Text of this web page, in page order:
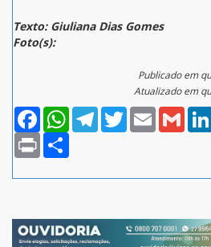
Texto: Giuliana Dias Gomes
Foto(s):
Publicado em
Atualizado em
FacebookWhatsAppTelegramTwitterEmail
Print